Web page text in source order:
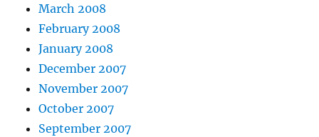
March 2008
February 2008
January 2008
December 2007
November 2007
October 2007
September 2007